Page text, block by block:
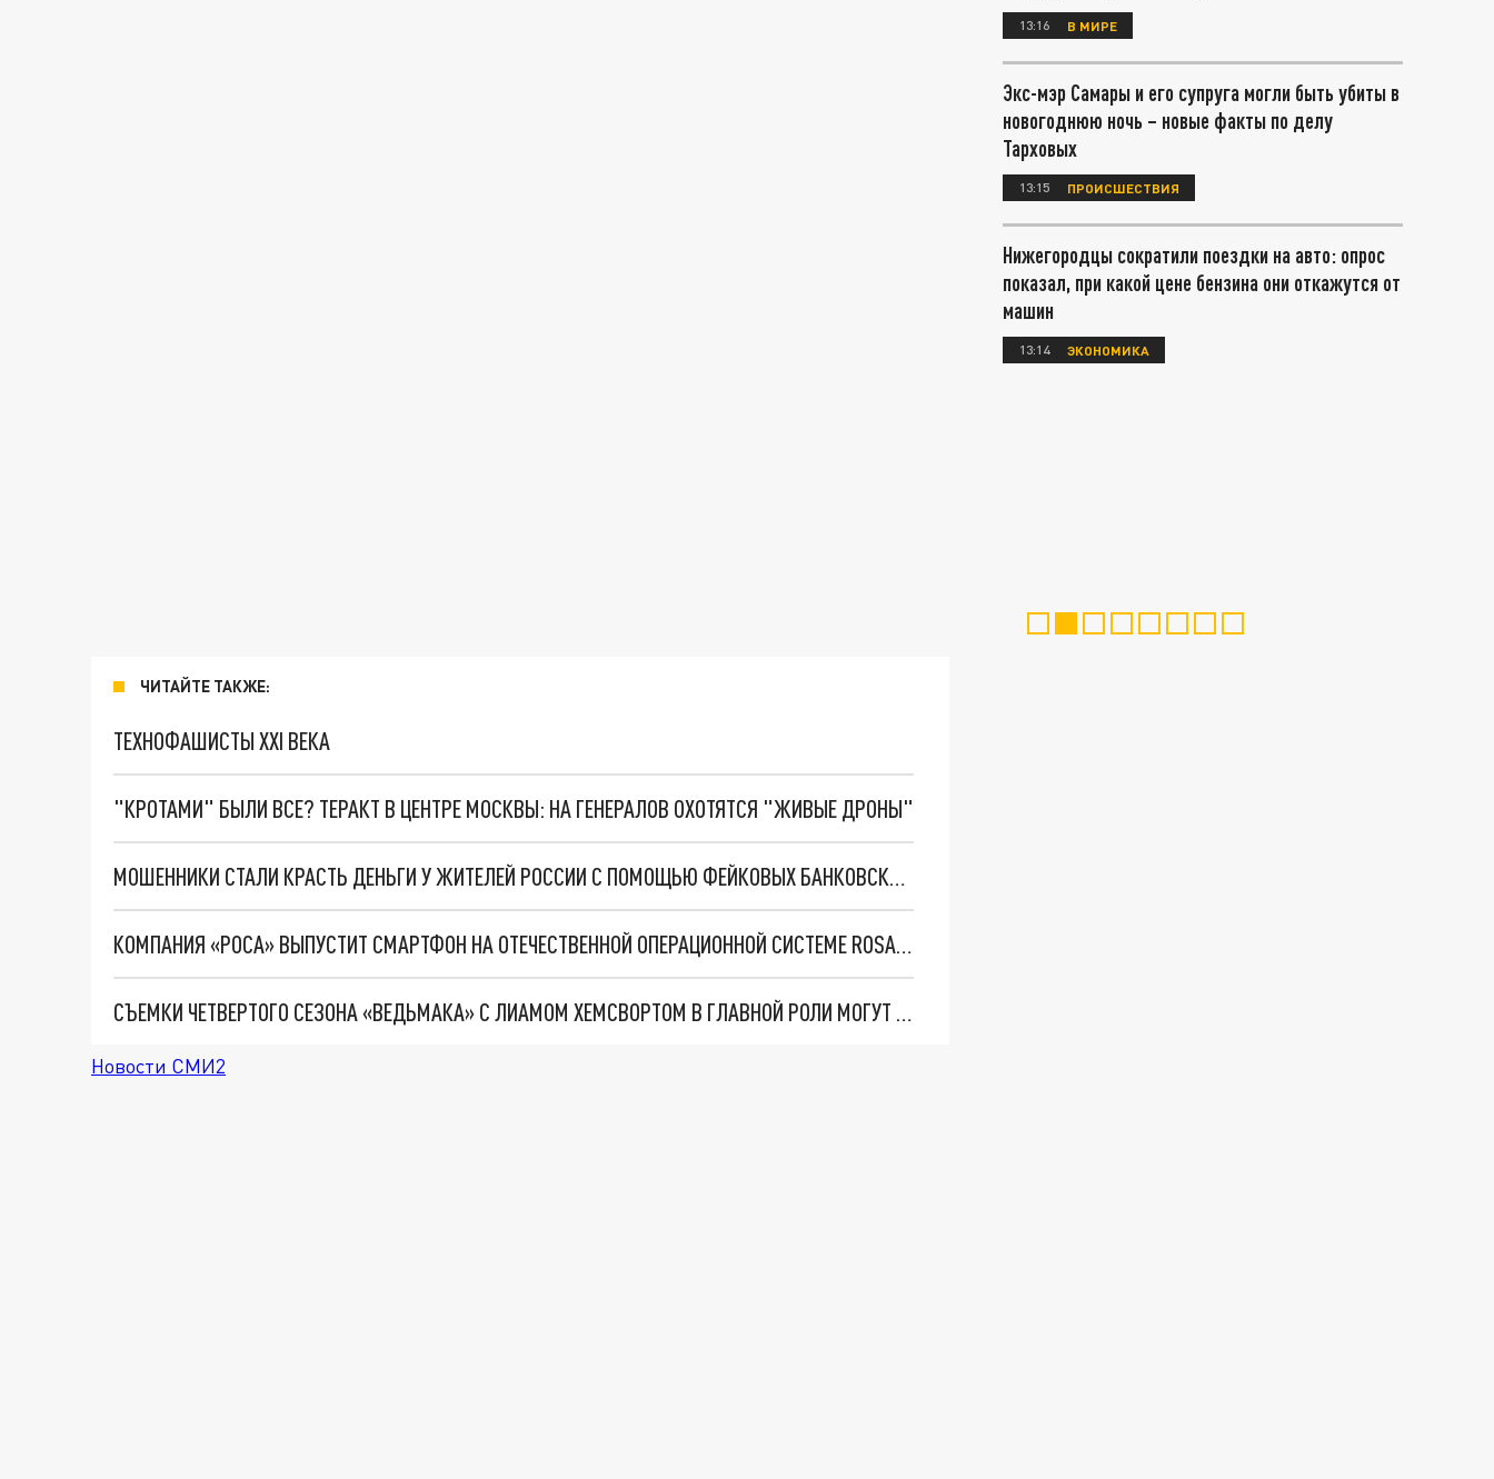
ЧИТАЙТЕ ТАКЖЕ:
ТЕХНОФАШИСТЫ XXI ВЕКА
"КРОТАМИ" БЫЛИ ВСЕ? ТЕРАКТ В ЦЕНТРЕ МОСКВЫ: НА ГЕНЕРАЛОВ ОХОТЯТСЯ "ЖИВЫЕ ДРОНЫ"
МОШЕННИКИ СТАЛИ КРАСТЬ ДЕНЬГИ У ЖИТЕЛЕЙ РОССИИ С ПОМОЩЬЮ ФЕЙКОВЫХ БАНКОВСКИХ ПРИЛОЖЕНИЙ
КОМПАНИЯ «РОСА» ВЫПУСТИТ СМАРТФОН НА ОТЕЧЕСТВЕННОЙ ОПЕРАЦИОННОЙ СИСТЕМЕ ROSA MOBILE
СЪЕМКИ ЧЕТВЕРТОГО СЕЗОНА «ВЕДЬМАКА» С ЛИАМОМ ХЕМСВОРТОМ В ГЛАВНОЙ РОЛИ МОГУТ НАЧАТЬСЯ УЖЕ ОСЕНЬЮ
Новости СМИ2
13:16 В МИРЕ
Экс-мэр Самары и его супруга могли быть убиты в
новогоднюю ночь – новые факты по делу
Тарховых
13:15 ПРОИСШЕСТВИЯ
Нижегородцы сократили поездки на авто: опрос
показал, при какой цене бензина они откажутся от
машин
13:14 ЭКОНОМИКА